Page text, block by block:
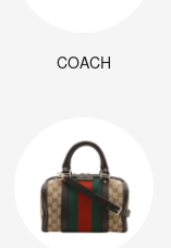
COACH